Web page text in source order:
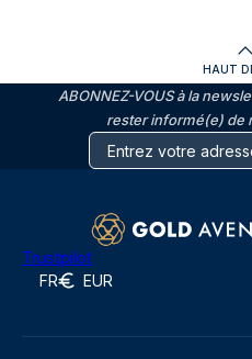
HAUT
ABONNEZ-VOUS à la
rester informé(e) de
Trustpilot
FR EUR